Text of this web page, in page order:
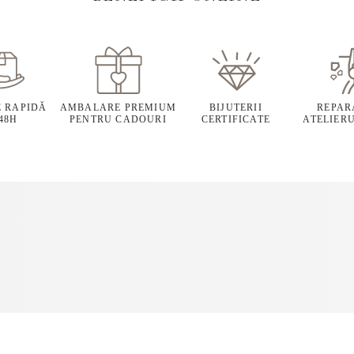
RAPIDĂ
AMBALARE PREMIUM
PENTRU CADOURI
BIJUTERII
CERTIFICATE